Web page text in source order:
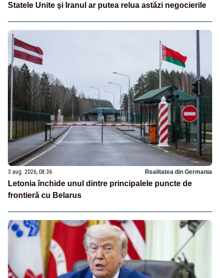
Statele Unite şi Iranul ar putea relua astăzi negocierile
3 aug. 2026, 08:36 Realitatea din Germania
Letonia închide unul dintre principalele puncte de
frontieră cu Belarus